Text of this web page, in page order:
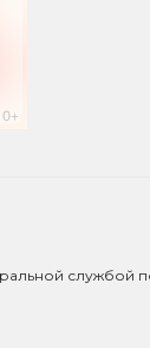
службой